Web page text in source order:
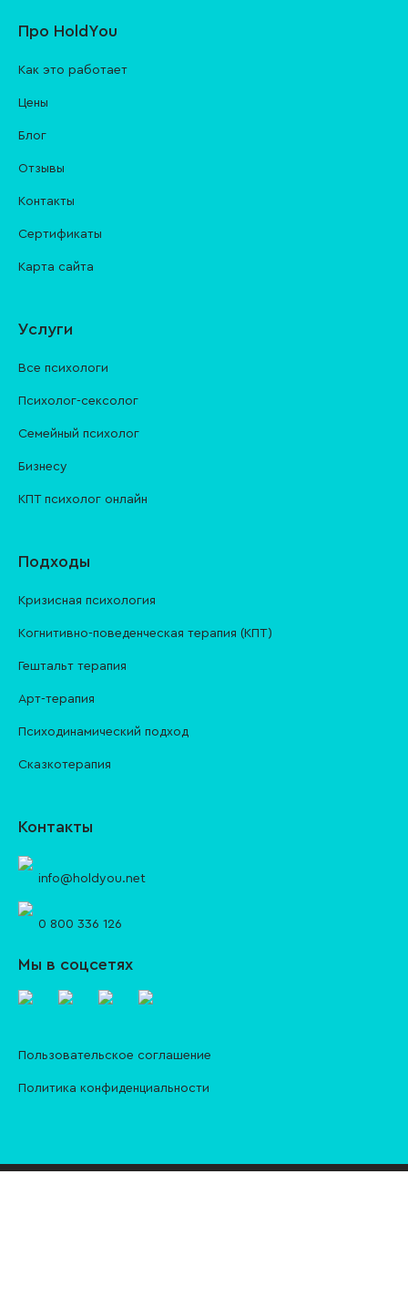
Про HoldYou
Как это работает
Цены
Блог
Отзывы
Контакты
Cертификаты
Карта сайта
Услуги
Все психологи
Психолог-сексолог
Семейный психолог
Бизнесу
КПТ психолог онлайн
Подходы
Кризисная психология
Когнитивно-поведенческая терапия (КПТ)
Гештальт терапия
Арт-терапия
Психодинамический подход
Сказкотерапия
Контакты
info@holdyou.net
0 800 336 126
Мы в соцсетях
Пользовательское соглашение
Политика конфиденциальности